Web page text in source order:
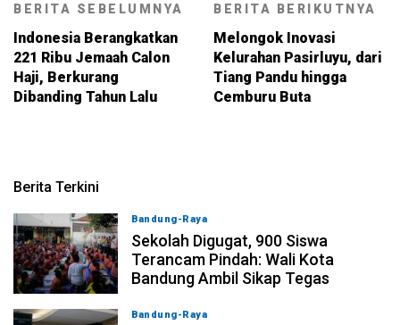
BERITA SEBELUMNYA
Indonesia Berangkatkan
221 Ribu Jemaah Calon
Haji, Berkurang
Dibanding Tahun Lalu
BERITA BERIKUTNYA
Melongok Inovasi
Kelurahan Pasirluyu, dari
Tiang Pandu hingga
Cemburu Buta
Berita Terkini
Bandung-Raya
Sekolah Digugat, 900 Siswa
Terancam Pindah: Wali Kota
Bandung Ambil Sikap Tegas
Bandung-Raya